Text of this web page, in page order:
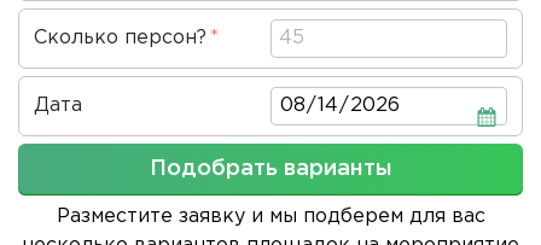
проведения
Сколько персон?
Дата Дата
Подобрать варианты
Разместите заявку и мы подберем для вас